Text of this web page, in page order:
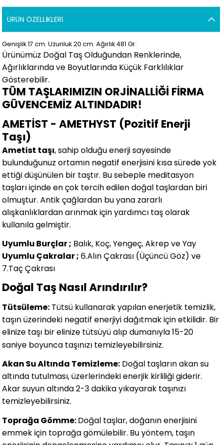
ÜRÜN ÖZELLIKLERI
Genişlik 17 cm. Uzunluk 20 cm. Ağırlık 481 Gr.
Ürünümüz Doğal Taş Olduğundan Renklerinde,
Ağırlıklarında ve Boyutlarında Küçük Farklılıklar
Gösterebilir.
TÜM TAŞLARIMIZIN ORJİNALLİĞİ FİRMA
GÜVENCEMİZ ALTINDADIR!
AMETİST - AMETHYST (Pozitif Enerji
Taşı)
Ametist taşı, sahip olduğu enerji sayesinde
bulunduğunuz ortamın negatif enerjisini kısa sürede yok
ettiği düşünülen bir taştır. Bu sebeple meditasyon
taşları içinde en çok tercih edilen doğal taşlardan biri
olmuştur. Antik çağlardan bu yana zararlı
alışkanlıklardan arınmak için yardımcı taş olarak
kullanıla gelmiştir.
Uyumlu Burçlar ; Balık, Koç, Yengeç, Akrep ve Yay
Uyumlu Çakralar ; 6.Alın Çakrası (Üçüncü Göz) ve
7.Taç Çakrası
Doğal Taş Nasıl Arındırılır?
Tütsüleme: Tütsü kullanarak yapılan enerjetik temizlik,
taşın üzerindeki negatif enerjiyi dağıtmak için etkilidir. Bir
elinize taşı bir elinize tütsüyü alıp dumanıyla 15-20
saniye boyunca taşınızı temizleyebilirsiniz.
Akan Su Altında Temizleme: Doğal taşların akan su
altında tutulması, üzerlerindeki enerjik kirliliği giderir.
Akar suyun altında 2-3 dakika yıkayarak taşınızı
temizleyebilirsiniz.
Toprağa Gömme:Doğal taşlar, doğanın enerjisini
emmek için toprağa gömülebilir. Bu yöntem, taşın